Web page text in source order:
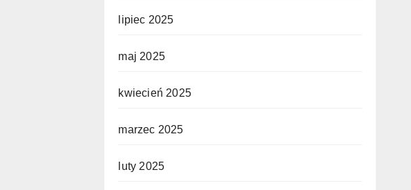
lipiec 2025
maj 2025
kwiecień 2025
marzec 2025
luty 2025